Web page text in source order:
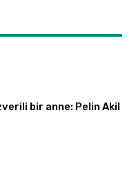
bir anne: Pelin Akil